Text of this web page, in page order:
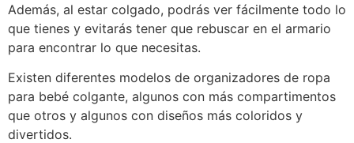
Además, al estar colgado, podrás ver fácilmente todo lo
que tienes y evitarás tener que rebuscar en el armario
para encontrar lo que necesitas.
Existen diferentes modelos de organizadores de ropa
para bebé colgante, algunos con más compartimentos
que otros y algunos con diseños más coloridos y
divertidos.